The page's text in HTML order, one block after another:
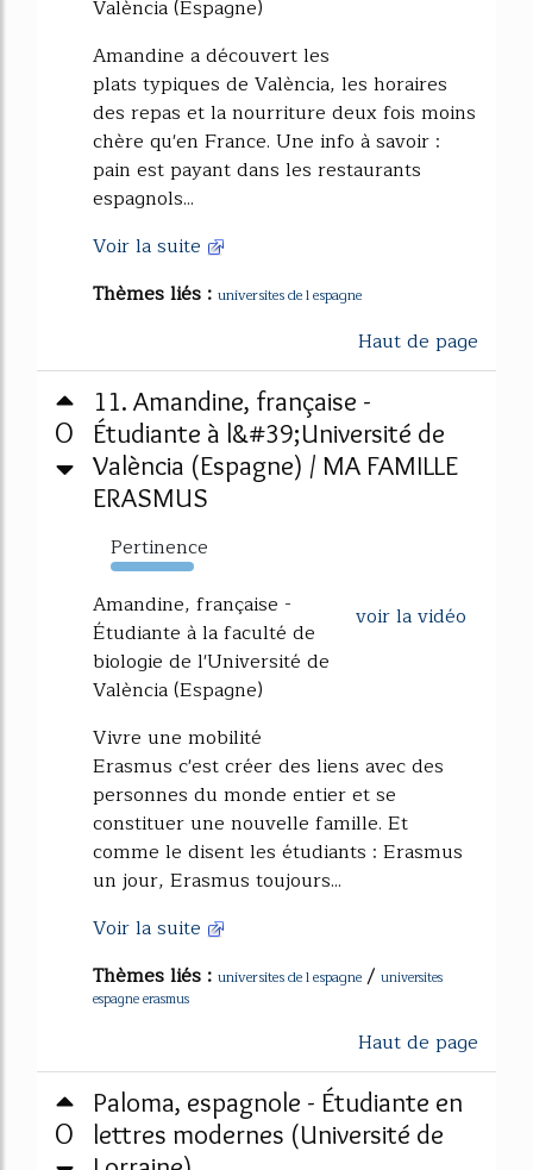
València (Espagne)
Amandine a découvert les
plats typiques de València, les horaires
des repas et la nourriture deux fois moins
chère qu'en France. Une info à savoir :
pain est payant dans les restaurants
espagnols...
Voir la suite
Thèmes liés : universites de l espagne
Haut de page
0
11. Amandine, française -
Étudiante à l&#39;Université de
València (Espagne) / MA FAMILLE
ERASMUS
Pertinence
133%
voir la vidéo
Amandine, française -
Étudiante à la faculté de
biologie de l'Université de
València (Espagne)
Vivre une mobilité
Erasmus c'est créer des liens avec des
personnes du monde entier et se
constituer une nouvelle famille. Et
comme le disent les étudiants : Erasmus
un jour, Erasmus toujours...
Voir la suite
Thèmes liés : universites de l espagne / universites
espagne erasmus
Haut de page
0
Paloma, espagnole - Étudiante en
lettres modernes (Université de